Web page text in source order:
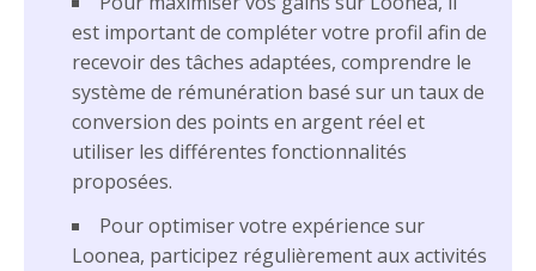
est important de compléter votre profil afin de
recevoir des tâches adaptées, comprendre le
système de rémunération basé sur un taux de
conversion des points en argent réel et
utiliser les différentes fonctionnalités
proposées.
Pour optimiser votre expérience sur
Loonea, participez régulièrement aux activités